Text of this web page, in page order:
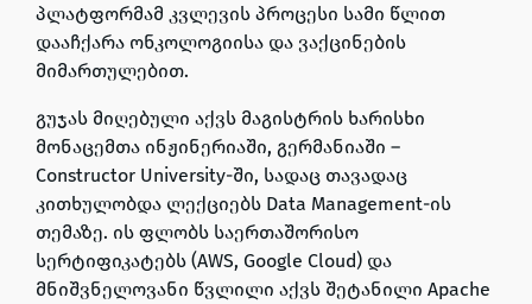
პლატფორმამ კვლევის პროცესი სამი წლით
დააჩქარა ონკოლოგიისა და ვაქცინების
მიმართულებით.
გუჯას მიღებული აქვს მაგისტრის ხარისხი
მონაცემთა ინჟინერიაში, გერმანიაში –
Constructor University-ში, სადაც თავადაც
კითხულობდა ლექციებს Data Management-ის
თემაზე. ის ფლობს საერთაშორისო
სერტიფიკატებს (AWS, Google Cloud) და
მნიშვნელოვანი წვლილი აქვს შეტანილი Apache